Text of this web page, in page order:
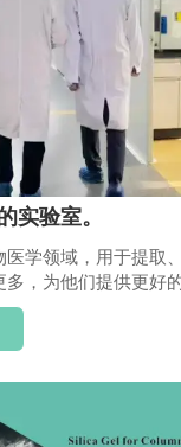
实验室。
医学领域，用于提取
，为他们提供更好的